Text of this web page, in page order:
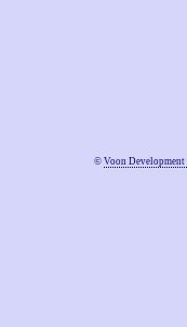
© Voon Development